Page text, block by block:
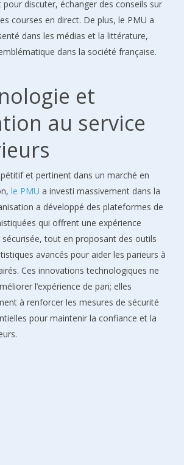
pour discuter, échanger des conseils sur
courses en direct. De plus, le PMU a
dans les médias et la littérature,
dans la société française.
et
au service
et pertinent dans un marché en
le PMU a investi massivement dans la
a développé des plateformes de
qui offrent une expérience
tout en proposant des outils
avancés pour aider les parieurs à
Ces innovations technologiques ne
l’expérience de pari; elles
à renforcer les mesures de sécurité
pour maintenir la confiance et la